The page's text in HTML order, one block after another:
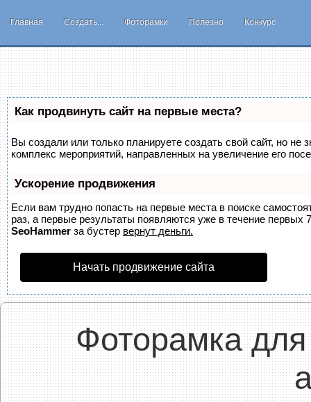
Главная Создать... Фоторамки Полезно Конкурс
Как продвинуть сайт на первые места?
Вы создали или только планируете создать свой сайт, но не
комплекс мероприятий, направленных на увеличение его
Ускорение продвижения
Если вам трудно попасть на первые места в поиске
раз, а первые результаты появляются уже в течение первых
SeoHammer за бустер вернут деньги.
Начать продвижение сайта
Фоторамка